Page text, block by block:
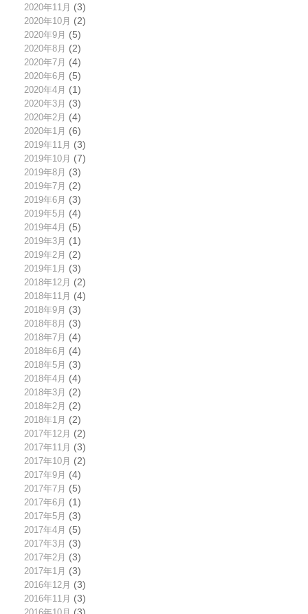
2020年11月 (3)
2020年10月 (2)
2020年9月 (5)
2020年8月 (2)
2020年7月 (4)
2020年6月 (5)
2020年4月 (1)
2020年3月 (3)
2020年2月 (4)
2020年1月 (6)
2019年11月 (3)
2019年10月 (7)
2019年8月 (3)
2019年7月 (2)
2019年6月 (3)
2019年5月 (4)
2019年4月 (5)
2019年3月 (1)
2019年2月 (2)
2019年1月 (3)
2018年12月 (2)
2018年11月 (4)
2018年9月 (3)
2018年8月 (3)
2018年7月 (4)
2018年6月 (4)
2018年5月 (3)
2018年4月 (4)
2018年3月 (2)
2018年2月 (2)
2018年1月 (2)
2017年12月 (2)
2017年11月 (3)
2017年10月 (2)
2017年9月 (4)
2017年7月 (5)
2017年6月 (1)
2017年5月 (3)
2017年4月 (5)
2017年3月 (3)
2017年2月 (3)
2017年1月 (3)
2016年12月 (3)
2016年11月 (3)